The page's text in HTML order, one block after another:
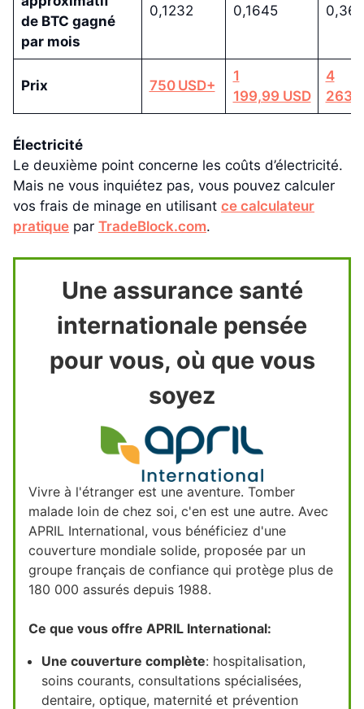
de BTC gagné
par mois
0,1232 0,1645
Prix 750 USD+
1
199,99 USD
4
Électricité
Le deuxième point concerne les coûts d’électricité.
Mais ne vous inquiétez pas, vous pouvez calculer
vos frais de minage en utilisant ce calculateur
pratique par TradeBlock.com.
Une assurance santé
internationale pensée
pour vous, où que vous
soyez
Vivre à l'étranger est une aventure. Tomber
malade loin de chez soi, c'en est une autre. Avec
APRIL International, vous bénéficiez d'une
couverture mondiale solide, proposée par un
groupe français de confiance qui protège plus de
180 000 assurés depuis 1988.
Ce que vous offre APRIL International:
Une couverture complète: hospitalisation,
soins courants, consultations spécialisées,
dentaire, optique, maternité et prévention